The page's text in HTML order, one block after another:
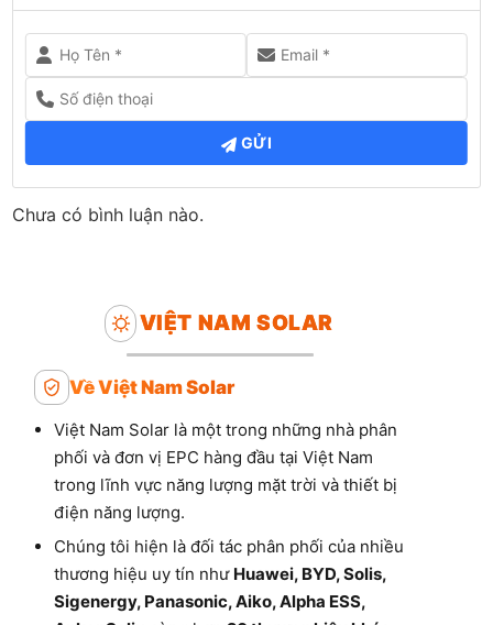
GỬI
Chưa có bình luận nào.
VIỆT NAM SOLAR
Về Việt Nam Solar
Việt Nam Solar là một trong những nhà phân
phối và đơn vị EPC hàng đầu tại Việt Nam
trong lĩnh vực năng lượng mặt trời và thiết bị
điện năng lượng.
Chúng tôi hiện là đối tác phân phối của nhiều
thương hiệu uy tín như Huawei, BYD, Solis,
Sigenergy, Panasonic, Aiko, Alpha ESS,